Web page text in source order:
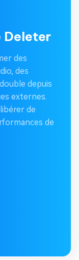
Deleter
des
des
depuis
externes.
de
de